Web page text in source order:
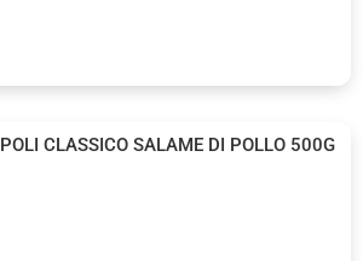
POLI CLASSICO SALAME DI POLLO 500G